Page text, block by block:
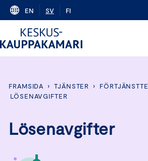
Skip
content
EN SV FI
FRAMSIDA › TJÄNSTER ›
LÖSENAVGIFTER
Lösenavgifter